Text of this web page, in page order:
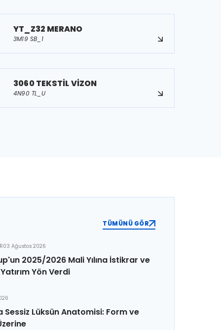
YT_Z32 MERANO
3M19 SB_1
3060 TEKSTİL VİZON
4N90 TL_U
TÜMÜNÜ GÖR
03 Ağustos 2026
2025/2026 Mali Yılına İstikrar ve
Yön Verdi
Sessiz Lüksün Anatomisi: Form ve